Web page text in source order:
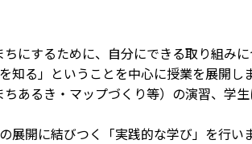
にするために、自分にできる取り組みに
る」ということを中心に授業を展開し
あるき・マップづくり等）の演習、学
開に結びつく「実践的な学び」を行い